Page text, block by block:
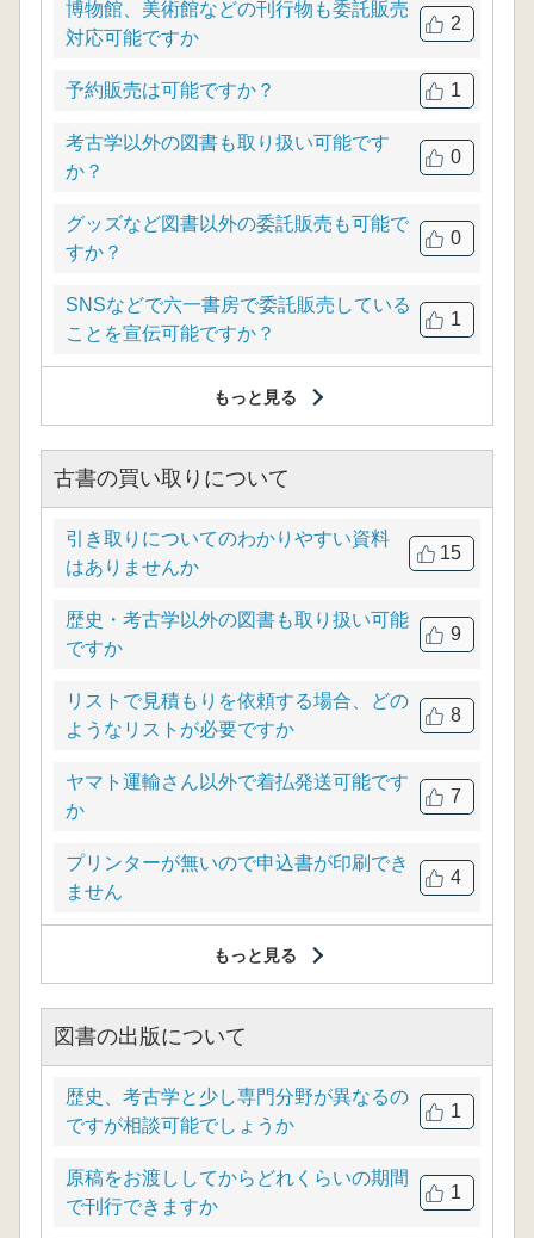
博物館、美術館などの刊行物も委託販売
対応可能ですか
2
予約販売は可能ですか？ 1
考古学以外の図書も取り扱い可能です
か？
0
グッズなど図書以外の委託販売も可能で
すか？
0
SNSなどで六一書房で委託販売している
ことを宣伝可能ですか？
1
もっと見る
古書の買い取りについて
引き取りについてのわかりやすい資料
はありませんか
15
歴史・考古学以外の図書も取り扱い可能
ですか
9
リストで見積もりを依頼する場合、どの
ようなリストが必要ですか
8
ヤマト運輸さん以外で着払発送可能です
か
7
プリンターが無いので申込書が印刷でき
ません
4
もっと見る
図書の出版について
歴史、考古学と少し専門分野が異なるの
ですが相談可能でしょうか
1
原稿をお渡ししてからどれくらいの期間
で刊行できますか
1